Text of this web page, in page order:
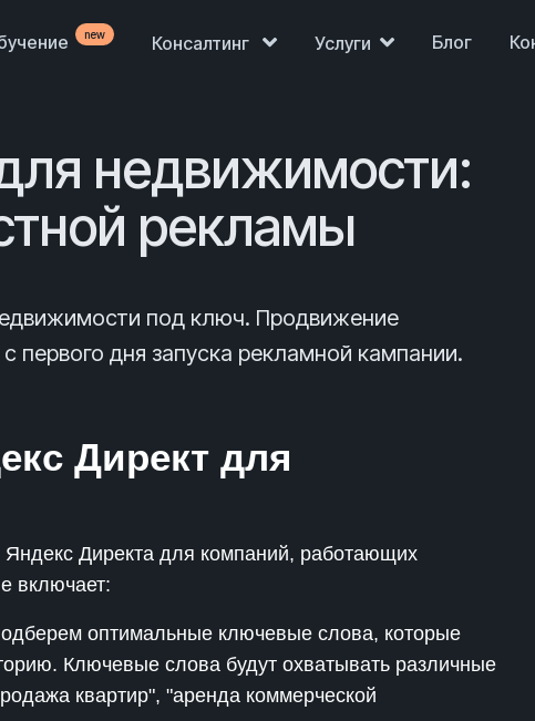
new Консалтинг Услуги Блог
недвижимости:
рекламы
под ключ. Продвижение
дня запуска рекламной кампании.
Директ для
Директа для компаний, работающих
включает:
оптимальные ключевые слова, которые
Ключевые слова будут охватывать различные
квартир", "аренда коммерческой